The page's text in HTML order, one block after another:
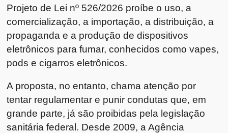
Projeto de Lei nº 526/2026 proíbe o uso, a
comercialização, a importação, a distribuição, a
propaganda e a produção de dispositivos
eletrônicos para fumar, conhecidos como vapes,
pods e cigarros eletrônicos.
A proposta, no entanto, chama atenção por
tentar regulamentar e punir condutas que, em
grande parte, já são proibidas pela legislação
sanitária federal. Desde 2009, a Agência